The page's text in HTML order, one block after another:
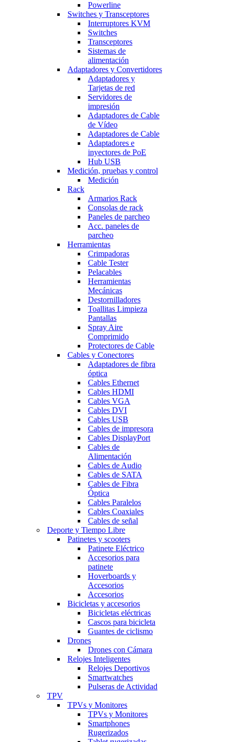
Powerline
Switches y Transceptores
Interruptores KVM
Switches
Transceptores
Sistemas de
alimentación
Adaptadores y Convertidores
Adaptadores y
Tarjetas de red
Servidores de
impresión
Adaptadores de Cable
de Vídeo
Adaptadores de Cable
Adaptadores e
inyectores de PoE
Hub USB
Medición, pruebas y control
Medición
Rack
Armarios Rack
Consolas de rack
Paneles de parcheo
Acc. paneles de
parcheo
Herramientas
Crimpadoras
Cable Tester
Pelacables
Herramientas
Mecánicas
Destornilladores
Toallitas Limpieza
Pantallas
Spray Aire
Comprimido
Protectores de Cable
Cables y Conectores
Adaptadores de fibra
óptica
Cables Ethernet
Cables HDMI
Cables VGA
Cables DVI
Cables USB
Cables de impresora
Cables DisplayPort
Cables de
Alimentación
Cables de Audio
Cables de SATA
Cables de Fibra
Óptica
Cables Paralelos
Cables Coaxiales
Cables de señal
Deporte y Tiempo Libre
Patinetes y scooters
Patinete Eléctrico
Accesorios para
patinete
Hoverboards y
Accesorios
Accesorios
Bicicletas y accesorios
Bicicletas eléctricas
Cascos para bicicleta
Guantes de ciclismo
Drones
Drones con Cámara
Relojes Inteligentes
Relojes Deportivos
Smartwatches
Pulseras de Actividad
TPV
TPVs y Monitores
TPVs y Monitores
Smartphones
Rugerizados